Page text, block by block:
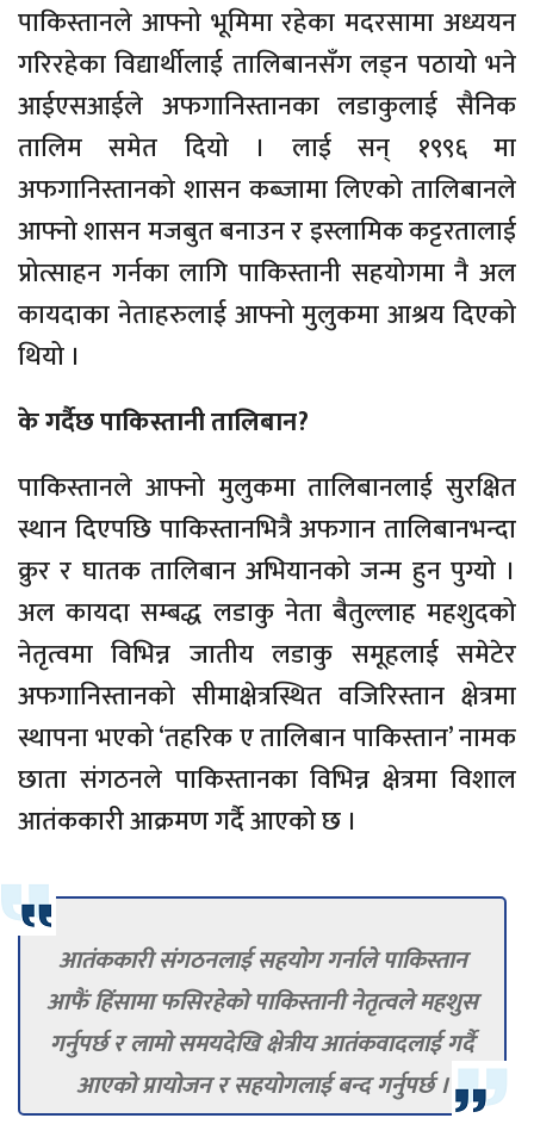
पाकिस्तानले आफ्नो भूमिमा रहेका मदरसामा अध्ययन
गरिरहेका विद्यार्थीलाई तालिबानसँग लड्न पठायो भने
आईएसआईले अफगानिस्तानका लडाकुलाई सैनिक
तालिम समेत दियो । लाई सन् १९९६ मा
अफगानिस्तानको शासन कब्जामा लिएको तालिबानले
आफ्नो शासन मजबुत बनाउन र इस्लामिक कट्टरतालाई
प्रोत्साहन गर्नका लागि पाकिस्तानी सहयोगमा नै अल
कायदाका नेताहरुलाई आफ्नो मुलुकमा आश्रय दिएको
थियो ।
के गर्दैछ पाकिस्तानी तालिबान?
पाकिस्तानले आफ्नो मुलुकमा तालिबानलाई सुरक्षित
स्थान दिएपछि पाकिस्तानभित्रै अफगान तालिबानभन्दा
क्रुर र घातक तालिबान अभियानको जन्म हुन पुग्यो ।
अल कायदा सम्बद्ध लडाकु नेता बैतुल्लाह महशुदको
नेतृत्वमा विभिन्न जातीय लडाकु समूहलाई समेटेर
अफगानिस्तानको सीमाक्षेत्रस्थित वजिरिस्तान क्षेत्रमा
स्थापना भएको ‘तहरिक ए तालिबान पाकिस्तान’ नामक
छाता संगठनले पाकिस्तानका विभिन्न क्षेत्रमा विशाल
आतंककारी आक्रमण गर्दै आएको छ ।
आतंककारी संगठनलाई सहयोग गर्नाले पाकिस्तान
आफैं हिंसामा फसिरहेको पाकिस्तानी नेतृत्वले महशुस
गर्नुपर्छ र लामो समयदेखि क्षेत्रीय आतंकवादलाई गर्दै
आएको प्रायोजन र सहयोगलाई बन्द गर्नुपर्छ ।